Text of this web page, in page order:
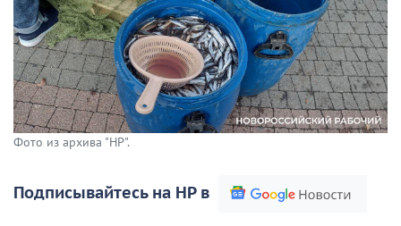
Фото из архива "НР".
Подписывайтесь на НР в